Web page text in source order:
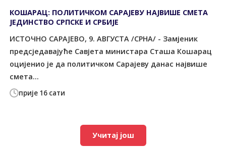
прије 16 сати
КОШАРАЦ: ПОЛИТИЧКОМ САРАЈЕВУ НАЈВИШЕ СМЕТА
ЈЕДИНСТВО СРПСКЕ И СРБИЈЕ
ИСТОЧНО САРАЈЕВО, 9. АВГУСТА /СРНА/ - Замјеник
предсједавајуће Савјета министара Сташа Кошарац
оцијенио је да политичком Сарајеву данас највише
смета...
Учитај још